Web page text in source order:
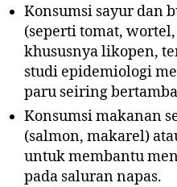
Konsumsi sayur dan
(seperti tomat,
khususnya likopen,
studi epidemiologi
paru seiring
Konsumsi makanan
(salmon, makarel)
untuk membantu
pada saluran napas.